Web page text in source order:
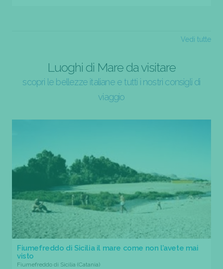
Vedi tutte
Luoghi di Mare da visitare
scopri le bellezze italiane e tutti i nostri consigli di
viaggio
Fiumefreddo di Sicilia il mare come non l’avete mai
visto
Fiumefreddo di Sicilia (Catania)